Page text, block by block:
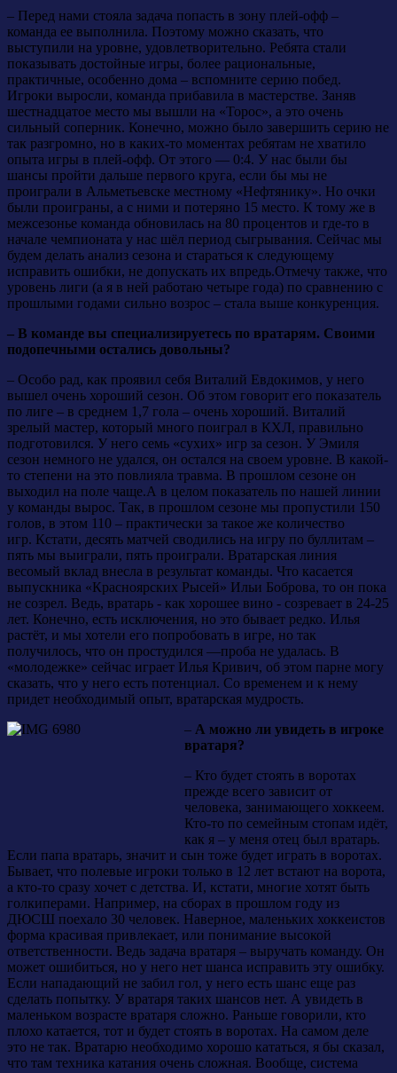
– Перед нами стояла задача попасть в зону плей-офф –
команда ее выполнила. Поэтому можно сказать, что
выступили на уровне, удовлетворительно. Ребята стали
показывать достойные игры, более рациональные,
практичные, особенно дома – вспомните серию побед.
Игроки выросли, команда прибавила в мастерстве. Заняв
шестнадцатое место мы вышли на «Торос», а это очень
сильный соперник. Конечно, можно было завершить серию не
так разгромно, но в каких-то моментах ребятам не хватило
опыта игры в плей-офф. От этого — 0:4. У нас были бы
шансы пройти дальше первого круга, если бы мы не
проиграли в Альметьевске местному «Нефтянику». Но очки
были проиграны, а с ними и потеряно 15 место. К тому же в
межсезонье команда обновилась на 80 процентов и где-то в
начале чемпионата у нас шёл период сыгрывания. Сейчас мы
будем делать анализ сезона и стараться к следующему
исправить ошибки, не допускать их впредь.Отмечу также, что
уровень лиги (а я в ней работаю четыре года) по сравнению с
прошлыми годами сильно возрос – стала выше конкуренция.
– В команде вы специализируетесь по вратарям. Своими
подопечными остались довольны?
– Особо рад, как проявил себя Виталий Евдокимов, у него
вышел очень хороший сезон. Об этом говорит его показатель
по лиге – в среднем 1,7 гола – очень хороший. Виталий
зрелый мастер, который много поиграл в КХЛ, правильно
подготовился. У него семь «сухих» игр за сезон. У Эмиля
сезон немного не удался, он остался на своем уровне. В какой-
то степени на это повлияла травма. В прошлом сезоне он
выходил на поле чаще.А в целом показатель по нашей линии
у команды вырос. Так, в прошлом сезоне мы пропустили 150
голов, в этом 110 – практически за такое же количество
игр. Кстати, десять матчей сводились на игру по буллитам –
пять мы выиграли, пять проиграли. Вратарская линия
весомый вклад внесла в результат команды. Что касается
выпускника «Красноярских Рысей» Ильи Боброва, то он пока
не созрел. Ведь, вратарь - как хорошее вино - созревает в 24-25
лет. Конечно, есть исключения, но это бывает редко. Илья
растёт, и мы хотели его попробовать в игре, но так
получилось, что он простудился —проба не удалась. В
«молодежке» сейчас играет Илья Кривич, об этом парне могу
сказать, что у него есть потенциал. Со временем и к нему
придет необходимый опыт, вратарская мудрость.
– А можно ли увидеть в игроке
вратаря?
– Кто будет стоять в воротах
прежде всего зависит от
человека, занимающего хоккеем.
Кто-то по семейным стопам идёт,
как я – у меня отец был вратарь.
Если папа вратарь, значит и сын тоже будет играть в воротах.
Бывает, что полевые игроки только в 12 лет встают на ворота,
а кто-то сразу хочет с детства. И, кстати, многие хотят быть
голкиперами. Например, на сборах в прошлом году из
ДЮСШ поехало 30 человек. Наверное, маленьких хоккеистов
форма красивая привлекает, или понимание высокой
ответственности. Ведь задача вратаря – выручать команду. Он
может ошибиться, но у него нет шанса исправить эту ошибку.
Если нападающий не забил гол, у него есть шанс еще раз
сделать попытку. У вратаря таких шансов нет. А увидеть в
маленьком возрасте вратаря сложно. Раньше говорили, кто
плохо катается, тот и будет стоять в воротах. На самом деле
это не так. Вратарю необходимо хорошо кататься, я бы сказал,
что там техника катания очень сложная. Вообще, система